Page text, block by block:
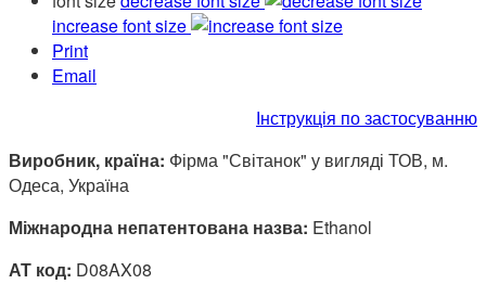
increase font size
Print
Email
Інструкція по застосуванню
Виробник, країна: Фірма "Світанок" у вигляді ТОВ, м.
Одеса, Україна
Міжнародна непатентована назва: Ethanol
АТ код: D08AX08